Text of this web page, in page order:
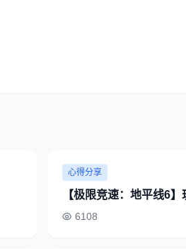
心得分享
【极限竞速：地平线6
6108